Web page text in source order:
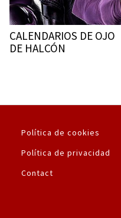
CALENDARIOS DE OJO
DE HALCÓN
Política de cookies
Política de privacidad
Contact